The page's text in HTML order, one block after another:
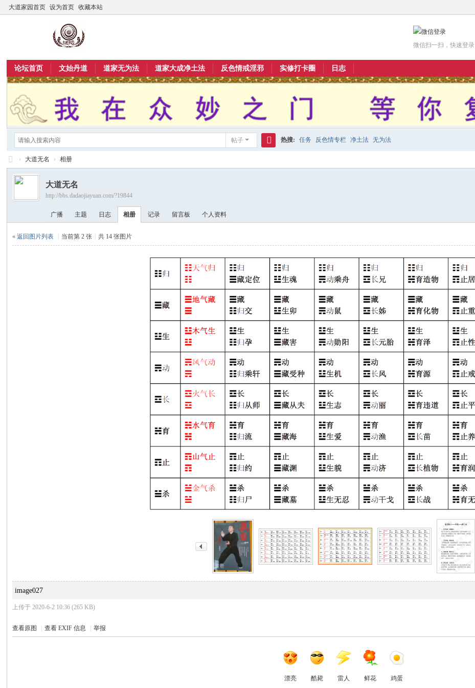
大道家园首页 设为首页 收藏本站
微信扫一扫，快速登录
论坛首页 文始丹道 道家无为法 道家大成净土法 反色情戒淫邪 实修打卡圈 日志
帖子
索
热搜: 任务 反色情专栏 净土法 无为法
大
家
论
坛
› 大道无名 › 相册
大道无名
http://bbs.dadaojiayuan.com/?19844
广播 主题 日志 相册 记录 留言板 个人资料
« 返回图片列表 当前第 2 张 共 14 张图片
image027
上传于 2020-6-2 10:36 (265 KB)
查看原图 查看 EXIF 信息 举报
漂亮 酷毙 雷人 鲜花 鸡蛋